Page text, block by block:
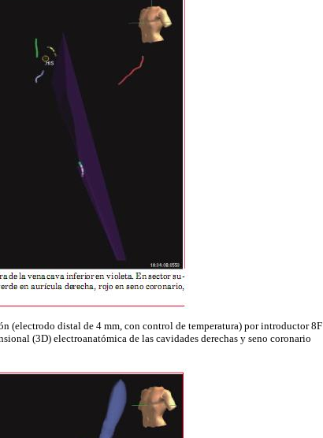
(electrodo distal de 4 mm , con control de temperatura) por introductor 8F
(3D)electroanatómica de las cavidades derechas y seno coronario